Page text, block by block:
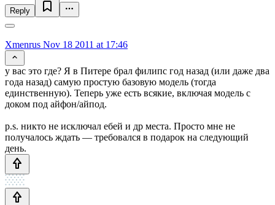
Reply
Xmenrus Nov 18 2011 at 17:46
у вас это где? Я в Питере брал филипс год назад (или даже два
года назад) самую простую базовую модель (тогда
единственную). Теперь уже есть всякие, включая модель с
доком под айфон/айпод.
p.s. никто не исключал ебей и др места. Просто мне не
получалось ждать — требовался в подарок на следующий
день.